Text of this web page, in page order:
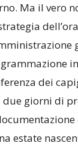
Ma il vero
dei
due giorni di
estate